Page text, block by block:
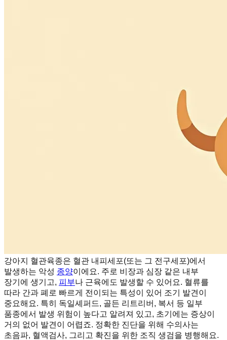
강아지 혈관육종은 혈관 내피세포(또는 그 전구세포)에서
발생하는 악성 종양이에요. 주로 비장과 심장 같은 내부
장기에 생기고, 피부나 근육에도 발생할 수 있어요. 혈류를
따라 간과 폐로 빠르게 전이되는 특성이 있어 조기 발견이
중요해요. 특히 독일셰퍼드, 골든 리트리버, 복서 등 일부
품종에서 발생 위험이 높다고 알려져 있고, 초기에는 증상이
거의 없어 발견이 어렵죠. 정확한 진단을 위해 수의사는
초음파, 혈액검사, 그리고 확진을 위한 조직 생검을 병행해요.